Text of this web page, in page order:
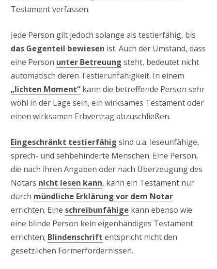
Testament verfassen.
Jede Person gilt jedoch solange als testierfähig, bis
das Gegenteil bewiesen ist. Auch der Umstand, dass
eine Person unter Betreuung steht, bedeutet nicht
automatisch deren Testierunfähigkeit. In einem
„lichten Moment“ kann die betreffende Person sehr
wohl in der Lage sein, ein wirksames Testament oder
einen wirksamen Erbvertrag abzuschließen.
Eingeschränkt testierfähig sind u.a. leseunfähige,
sprech- und sehbehinderte Menschen. Eine Person,
die nach ihren Angaben oder nach Überzeugung des
Notars nicht lesen kann, kann ein Testament nur
durch mündliche Erklärung vor dem Notar
errichten. Eine schreibunfähige kann ebenso wie
eine blinde Person kein eigenhändiges Testament
errichten; Blindenschrift entspricht nicht den
gesetzlichen Formerfordernissen.